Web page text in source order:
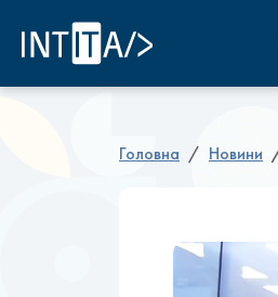
Головна Новини